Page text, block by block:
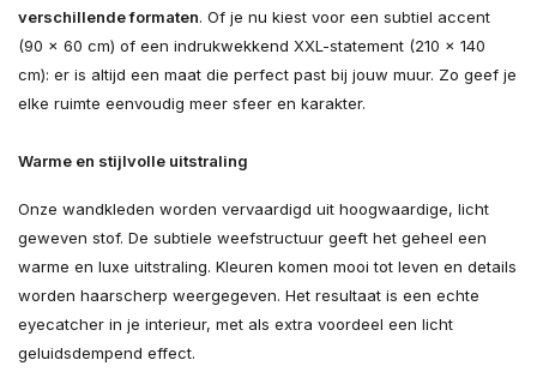
verschillende formaten. Of je nu kiest voor een subtiel accent
(90 × 60 cm) of een indrukwekkend XXL-statement (210 × 140
cm): er is altijd een maat die perfect past bij jouw muur. Zo geef je
elke ruimte eenvoudig meer sfeer en karakter.
Warme en stijlvolle uitstraling
Onze wandkleden worden vervaardigd uit hoogwaardige, licht
geweven stof. De subtiele weefstructuur geeft het geheel een
warme en luxe uitstraling. Kleuren komen mooi tot leven en details
worden haarscherp weergegeven. Het resultaat is een echte
eyecatcher in je interieur, met als extra voordeel een licht
geluidsdempend effect.